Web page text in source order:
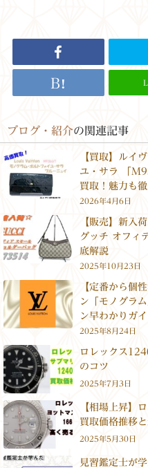
ブログ・紹介の関連記事
【買取】ルイ
ユ・サラ 「
買取！魅力も徹
2026年4月6日
【販売】新入
グッチ オフィ
底解説
2025年10月23日
【定番から個
ン「モノグラ
ン早わかりガ
2025年8月24日
ロレックス
のコツ
2025年7月3日
【相場上昇】
買取価格推移
2025年5月30日
見習鑑定士が